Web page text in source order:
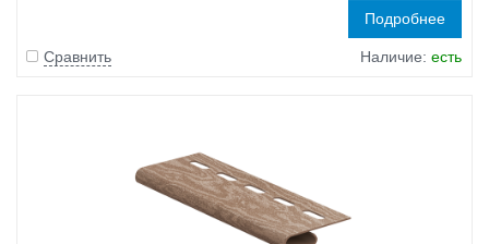
Подробнее
Сравнить Наличие: есть